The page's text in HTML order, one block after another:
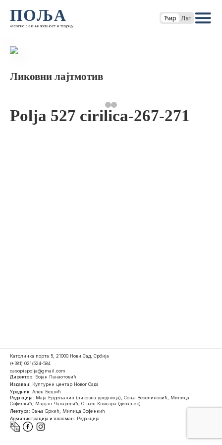
ПОЉА
часопис за књижевност и теорију
Ћир Лат
Ликовни лајтмотив
Polja 527 cirilica-267-271
Католичка порта 5, 21000 Нови Сад, Србија
(+381) 021/524-584
casopispolja@gmail.com
Директор: Бојан Панаотовић
Издавач: Културни центар Новог Сада
Уредник: Ален Бешић
Редакција: Маја Ердељанин (ликовна уредница), Соња Веселиновић, Милица
Софинкић, Марјан Чакаревић, Огњен Клисара (дизајнер)
Лектура: Сања Бркић, Милица Софинкић
Администрација и пласман: Редакција